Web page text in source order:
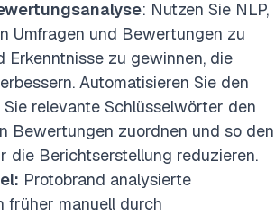
: Nutzen Sie NLP,
Umfragen und Bewertungen zu
Erkenntnisse zu gewinnen, die
Automatisieren Sie den
Sie relevante Schlüsselwörter den
Bewertungen zuordnen und so den
die Berichtserstellung reduzieren.
Protobrand analysierte
früher manuell durch